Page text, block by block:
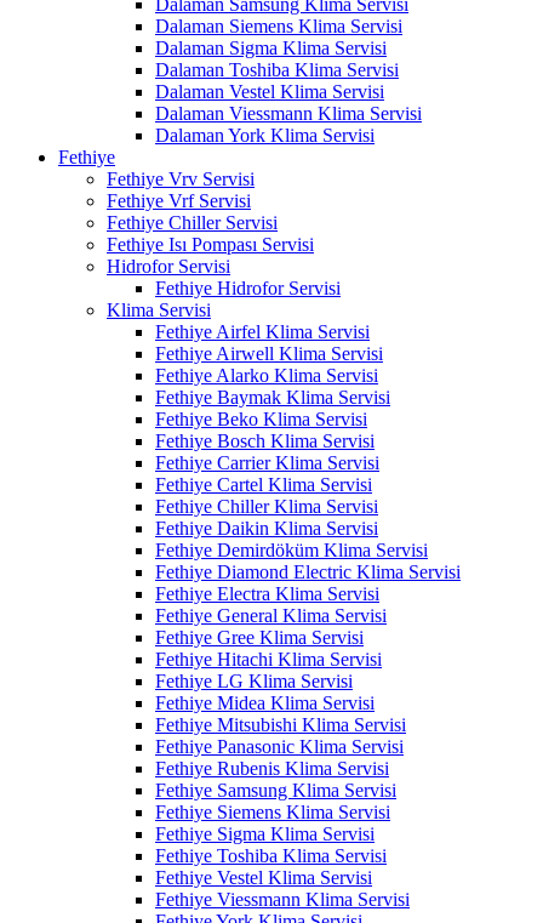
Dalaman Samsung Klima Servisi
Dalaman Siemens Klima Servisi
Dalaman Sigma Klima Servisi
Dalaman Toshiba Klima Servisi
Dalaman Vestel Klima Servisi
Dalaman Viessmann Klima Servisi
Dalaman York Klima Servisi
Fethiye
Fethiye Vrv Servisi
Fethiye Vrf Servisi
Fethiye Chiller Servisi
Fethiye Isı Pompası Servisi
Hidrofor Servisi
Fethiye Hidrofor Servisi
Klima Servisi
Fethiye Airfel Klima Servisi
Fethiye Airwell Klima Servisi
Fethiye Alarko Klima Servisi
Fethiye Baymak Klima Servisi
Fethiye Beko Klima Servisi
Fethiye Bosch Klima Servisi
Fethiye Carrier Klima Servisi
Fethiye Cartel Klima Servisi
Fethiye Chiller Klima Servisi
Fethiye Daikin Klima Servisi
Fethiye Demirdöküm Klima Servisi
Fethiye Diamond Electric Klima Servisi
Fethiye Electra Klima Servisi
Fethiye General Klima Servisi
Fethiye Gree Klima Servisi
Fethiye Hitachi Klima Servisi
Fethiye LG Klima Servisi
Fethiye Midea Klima Servisi
Fethiye Mitsubishi Klima Servisi
Fethiye Panasonic Klima Servisi
Fethiye Rubenis Klima Servisi
Fethiye Samsung Klima Servisi
Fethiye Siemens Klima Servisi
Fethiye Sigma Klima Servisi
Fethiye Toshiba Klima Servisi
Fethiye Vestel Klima Servisi
Fethiye Viessmann Klima Servisi